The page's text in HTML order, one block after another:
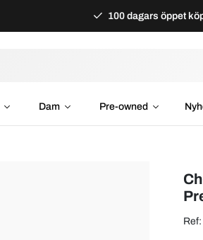
100 dagars öppet
Dam Pre-owned